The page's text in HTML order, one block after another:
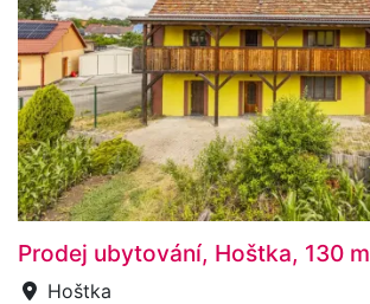
Prodej ubytování, Hoštka, 130 m
Hoštka